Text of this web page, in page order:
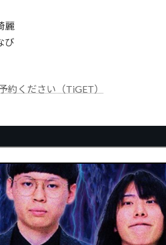
麗
び
約ください（TiGET）